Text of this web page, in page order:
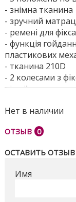
- знімна тканина
- зручний
- ремені для
- функція
пластикових
- тканина 210D
- 2 колесами з
ніжці)
- сумка для
Поделиться
Нет в наличии
ОТЗЫВ 0
ОСТАВИТЬ ОТЗЫВ
Имя